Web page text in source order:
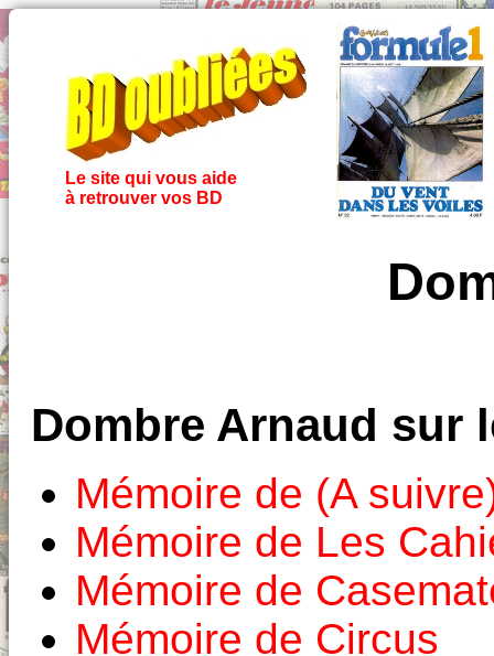
Le site qui vous aide
à retrouver vos BD
Dombre Arnaud sur
Mémoire de (A
Mémoire de Les
Mémoire de
Mémoire de Circus